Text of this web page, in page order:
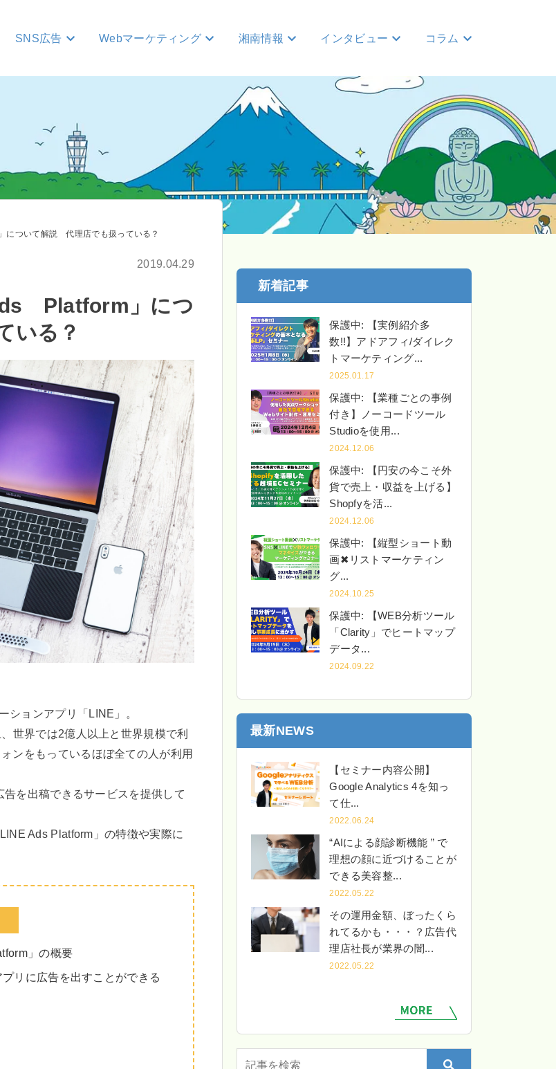
SNS広告 Webマーケティング 湘南情報 インタビュー コラム
ついて解説 代理店でも扱っている？
2019.04.29
Platform」につ
いる？
ションアプリ「LINE」。
世界では2億人以上と世界規模で利
ンをもっているほぼ全ての人が利用
を出稿できるサービスを提供して
Ads Platform」の特徴や実際に
」の概要
リに広告を出すことができる
新着記事
保護中: 【実例紹介多
数!!】アドアフィ/ダイレク
トマーケティング...
2025.01.17
保護中: 【業種ごとの事例
付き】ノーコードツール
Studioを使用...
2024.12.06
保護中: 【円安の今こそ外
貨で売上・収益を上げる】
Shopfyを活...
2024.12.06
保護中: 【縦型ショート動
画✖︎リストマーケティン
グ...
2024.10.25
保護中: 【WEB分析ツール
「Clarity」でヒートマップ
データ...
2024.09.22
最新NEWS
【セミナー内容公開】
Google Analytics 4を知っ
て仕...
2022.06.24
“AIによる顔診断機能 ” で
理想の顔に近づけることが
できる美容整...
2022.05.22
その運用金額、ぼったくら
れてるかも・・・？広告代
理店社長が業界の闇...
2022.05.22